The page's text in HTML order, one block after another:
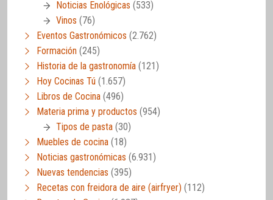
Noticias Enológicas (533)
Vinos (76)
Eventos Gastronómicos (2.762)
Formación (245)
Historia de la gastronomía (121)
Hoy Cocinas Tú (1.657)
Libros de Cocina (496)
Materia prima y productos (954)
Tipos de pasta (30)
Muebles de cocina (18)
Noticias gastronómicas (6.931)
Nuevas tendencias (395)
Recetas con freidora de aire (airfryer) (112)